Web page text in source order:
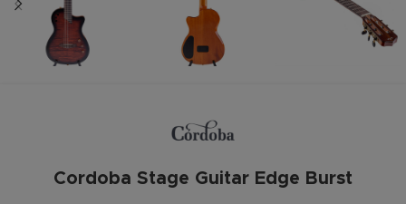
Cordoba Stage Guitar Edge Burst